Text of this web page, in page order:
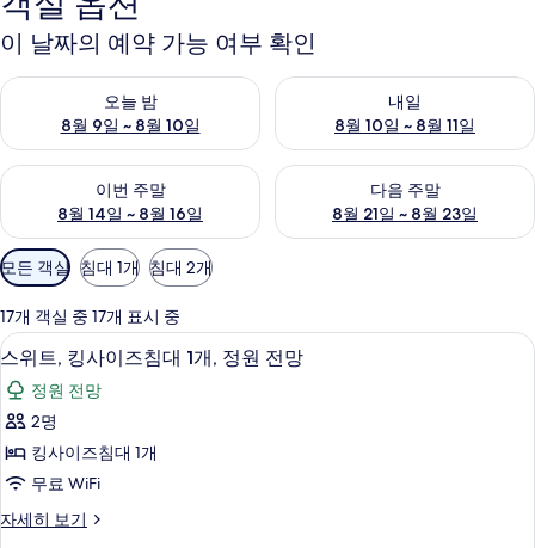
이 날짜의 예약 가능 여부 확인
오늘 밤
8월 9일 ~ 8월 10일
오늘 밤 예약 가능 여부 확인, 8월 9일 ~ 8월 10일
내일
8월 10일 ~ 8월 11일
내일 예약 가능 여부 확인, 8월
이번 주말
8월 14일 ~ 8월 16일
이번 주말 예약 가능 여부 확인, 8월 14일 ~ 8월 16일
다음 주말
8월 21일 ~ 8월 23일
다음 주말 예약 가능 여부 확인
객
실
에
사
용
가
능
한
터
모든 객실 침대 1개 침대 2개
17개 객실 중 17개 표시 중
스
위
트,
킹
사
즈
스위트, 킹사이즈침대 1개, 정원 전망 |
2
스위트, 킹사이즈침대 1개, 정원 전망
정원 전망
2명
킹사이즈침대 1개
무료 WiFi
자세히 보기
스